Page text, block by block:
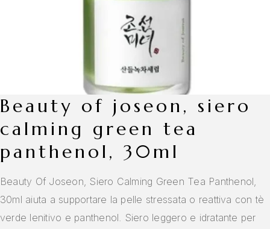
beauty of joseon, siero
calming green tea
panthenol, 30ml
Beauty Of Joseon, Siero Calming Green Tea Panthenol,
30ml aiuta a supportare la pelle stressata o reattiva con tè
verde lenitivo e panthenol. Siero leggero e idratante per